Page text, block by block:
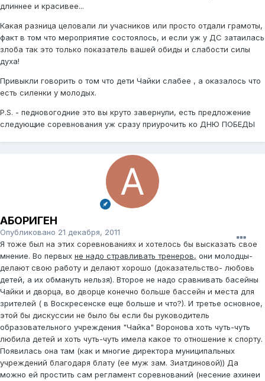
длиннее и красивее...
Какая разница целовали ли учасников или просто отдали грамоты,
факт в том что мероприятие состоялось, и если уж у ДС затаилась
злоба так это только показатель вашей обиды и слабости силы
духа!
Привыкли говорить о том что дети Чайки слабее , а оказалось что
есть силенки у молодых.
P.S. - педновогодние это вы круто завернули, есть предложение
следующие соревнования уж сразу приурочить ко ДНЮ ПОБЕДЫ
АБОРИГЕН
Опубликовано 21 декабря, 2011
Я тоже был на этих соревнованиях и хотелось бы высказать свое
мнение. Во первых не надо стравливать тренеров, они молодцы-
делают свою работу и делают хорошо (доказательство- любовь
детей, а их обмануть нельзя). Второе не надо сравнивать басейны
Чайки и дворца, во дворце конечно больше бассейн и места для
зрителей ( в Воскресенске еще больше и что?). И третье основное,
этой бы дискуссии не было бы если бы руководитель
образовательного учреждения "Чайка" Воронова хоть чуть-чуть
любила детей и хоть чуть-чуть имела какое то отношение к спорту.
Появилась она там (как и многие директора муниципальных
учреждений благодаря блату (ее муж зам. Зиатдиновой)) Да
можно ей простить сам регламент соревнований (несение ахинеи